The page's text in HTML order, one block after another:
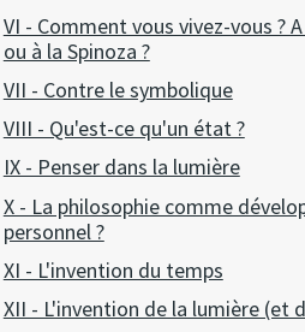
VI - Comment vous vivez-vous ?
ou à la Spinoza ?
VII - Contre le symbolique
VIII - Qu'est-ce qu'un état ?
IX - Penser dans la lumière
X - La philosophie comme
personnel ?
XI - L'invention du temps
XII - L'invention de la lumière (et